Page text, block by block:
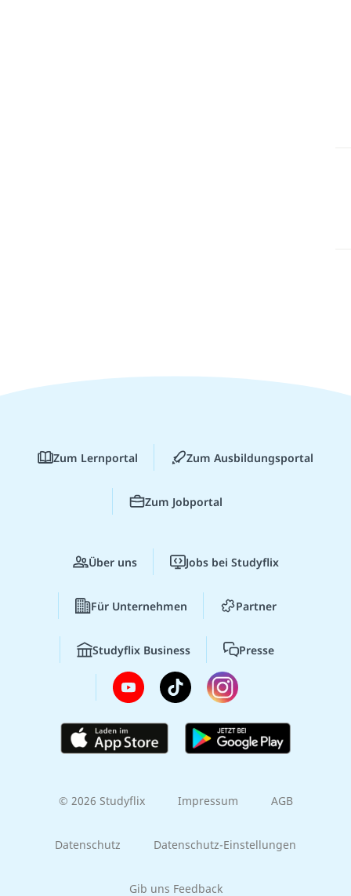
Zum Lernportal Zum Ausbildungsportal
Zum Jobportal
Über uns Jobs bei Studyflix
Für Unternehmen Partner
Studyflix Business Presse
© 2026 Studyflix Impressum AGB
Datenschutz Datenschutz-Einstellungen
Gib uns Feedback